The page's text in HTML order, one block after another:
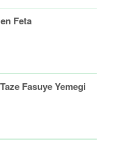
Feta
Fasuye Yemegi